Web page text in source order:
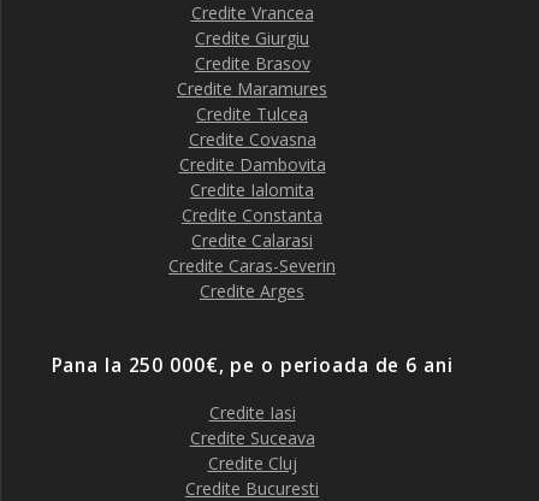
Credite Vrancea
Credite Giurgiu
Credite Brasov
Credite Maramures
Credite Tulcea
Credite Covasna
Credite Dambovita
Credite Ialomita
Credite Constanta
Credite Calarasi
Credite Caras-Severin
Credite Arges
Pana la 250 000€, pe o perioada de 6 ani
Credite Iasi
Credite Suceava
Credite Cluj
Credite Bucuresti